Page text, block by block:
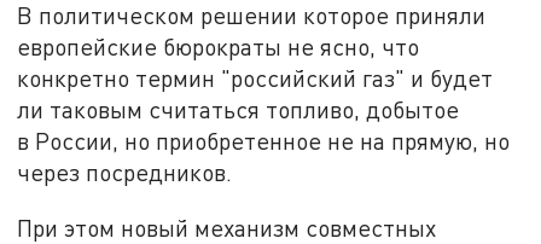
В политическом решении которое приняли
европейские бюрократы не ясно, что
конкретно термин "российский газ" и будет
ли таковым считаться топливо, добытое
в России, но приобретенное не на прямую, но
через посредников.
При этом новый механизм совместных